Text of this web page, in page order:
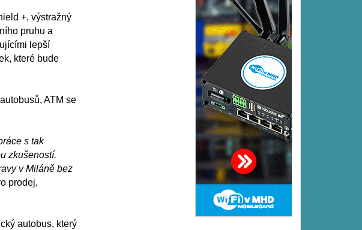
+, výstražný
pruhu a
lepší
které bude
ATM se
s tak
zkušeností.
v Miláně bez
prodej,
autobus, který